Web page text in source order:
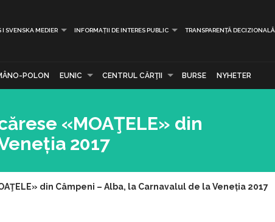
I SVENSKA MEDIER INFORMAȚII DE INTERES PUBLIC TRANSPARENȚĂ DECIZIONALĂ
POLON EUNIC CENTRUL CĂRŢII BURSE NYHETER
«MOAŢELE» din
2017
din Câmpeni – Alba, la Carnavalul de la Veneția 2017